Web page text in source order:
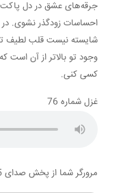
جرقه‌های عشق در دل پاکت
احساسات زودگذر نشوی. در
شایسته نیست قلب لطیف
وجود تو بالاتر از آن
کسی کنی.
غزل شماره 76
مرورگر شما از پخش صدای HTML 5 پشتیبانی نمی‌کند.